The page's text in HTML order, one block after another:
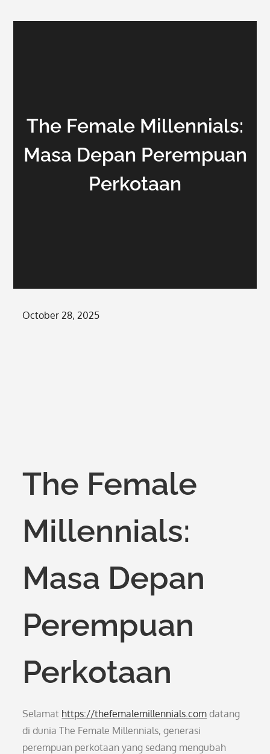
The Female Millennials:
Masa Depan Perempuan
Perkotaan
Posted
October 28, 2025
The Female
Millennials:
Masa Depan
Perempuan
Perkotaan
Selamat https://thefemalemillennials.com datang
di dunia The Female Millennials, generasi
perempuan perkotaan yang sedang mengubah